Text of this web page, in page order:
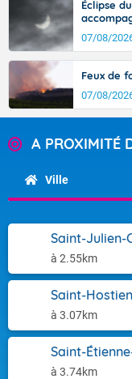
Éclipse
07/08/
Feux de
07/08/
A PROXIMITÉ
Ville
Saint-Julien-
à 2.55km
Saint-Hostien
à 3.07km
Saint-
à 3.74km